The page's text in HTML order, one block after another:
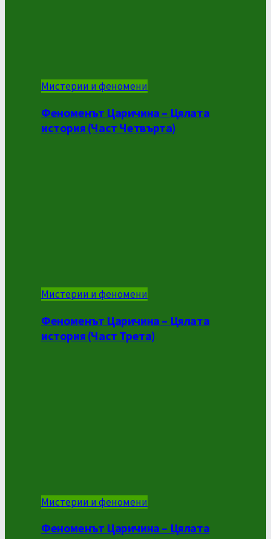
Мистерии и феномени
Феноменът Царичина – Цялата
история (Част Четвърта)
Мистерии и феномени
Феноменът Царичина – Цялата
история (Част Трета)
Мистерии и феномени
Феноменът Царичина – Цялата